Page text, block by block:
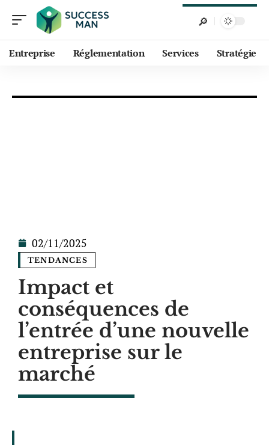
Entreprise Réglementation Services Stratégie
02/11/2025
TENDANCES
Impact et
conséquences de
l’entrée d’une nouvelle
entreprise sur le
marché